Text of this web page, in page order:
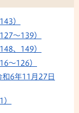
）
〜139）
、149）
〜126）
6年11月27日